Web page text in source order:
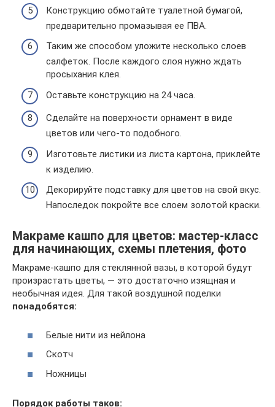
Конструкцию обмотайте туалетной бумагой,
предварительно промазывая ее ПВА.
Таким же способом уложите несколько слоев
салфеток. После каждого слоя нужно ждать
просыхания клея.
Оставьте конструкцию на 24 часа.
Сделайте на поверхности орнамент в виде
цветов или чего-то подобного.
Изготовьте листики из листа картона, приклейте
к изделию.
Декорируйте подставку для цветов на свой вкус.
Напоследок покройте все слоем золотой краски.
Макраме кашпо для цветов: мастер-класс
для начинающих, схемы плетения, фото
Макраме-кашпо для стеклянной вазы, в которой будут
произрастать цветы, — это достаточно изящная и
необычная идея. Для такой воздушной поделки
понадобятся:
Белые нити из нейлона
Скотч
Ножницы
Порядок работы таков: